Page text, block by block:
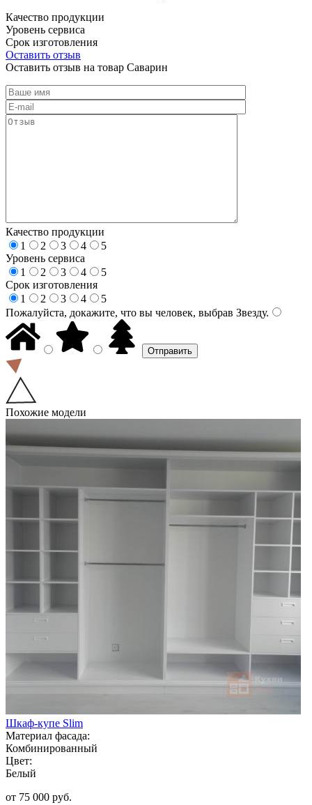
Качество продукции
Уровень сервиса
Срок изготовления
Оставить отзыв
Оставить отзыв на товар Саварин
Качество продукции
1
2 3 4
5
Уровень сервиса
1
2 3 4
5
Срок изготовления
1
2 3 4
5
Пожалуйста, докажите, что вы человек, выбрав Звезду.
Похожие модели
Шкаф-купе Slim
Материал фасада:
Комбинированный
Цвет:
Белый
от 75 000 руб.